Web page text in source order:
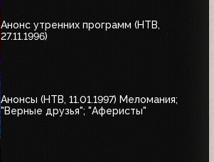
Анонс утренних программ (НТВ,
27.11.1996)
Анонсы (НТВ, 11.01.1997) Меломания;
"Верные друзья"; "Аферисты"